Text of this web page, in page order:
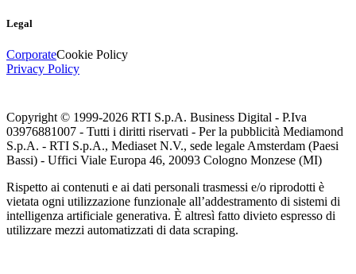
Legal
CorporateCookie Policy
Privacy Policy
Copyright © 1999-2026 RTI S.p.A. Business Digital - P.Iva
03976881007 - Tutti i diritti riservati - Per la pubblicità Mediamond
S.p.A. - RTI S.p.A., Mediaset N.V., sede legale Amsterdam (Paesi
Bassi) - Uffici Viale Europa 46, 20093 Cologno Monzese (MI)
Rispetto ai contenuti e ai dati personali trasmessi e/o riprodotti è
vietata ogni utilizzazione funzionale all’addestramento di sistemi di
intelligenza artificiale generativa. È altresì fatto divieto espresso di
utilizzare mezzi automatizzati di data scraping.